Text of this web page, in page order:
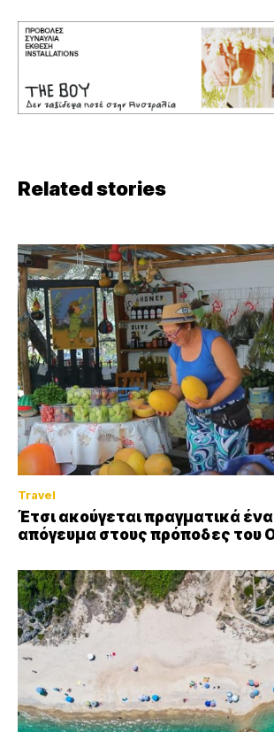
Related stories
Travel
Έτσι ακούγεται πραγματικά
απόγευμα στους πρόποδες του